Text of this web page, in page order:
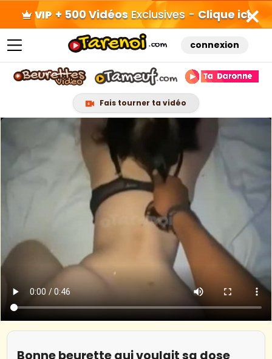
Skip
content
+ 500 Vidéos Exclusives - Clique ici
connexion
Fais tourner ta vidéo
Bonne beurette qui voulait sa dose